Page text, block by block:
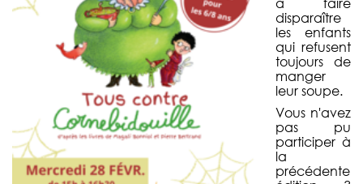
à faire
disparaître
les enfants
qui refusent
toujours de
manger
leur soupe.
Vous n'avez
pas pu
participer à
la
précédente